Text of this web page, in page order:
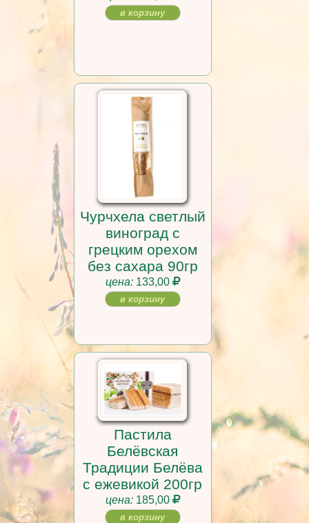
в корзину
Чурчхела светлый
виноград с
грецким орехом
без сахара 90гр
цена:133,00
в корзину
Пастила
Белёвская
Традиции Белёва
с ежевикой 200гр
цена:185,00
в корзину